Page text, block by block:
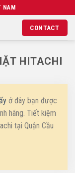
NAM
CONTACT
HITACHI
ở đây bạn được
hãng. Tiết kiệm
tại Quận Cầu